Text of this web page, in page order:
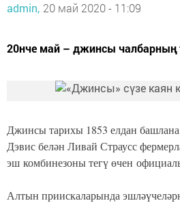
admin, 20 май 2020 - 11:09
20нче май – джинсы чалбарның
Джинсы тарихы 1853 елдан
Дэвис белән Ливай Страусс
эш комбинезоны тегү өчен
Алтын приискаларында